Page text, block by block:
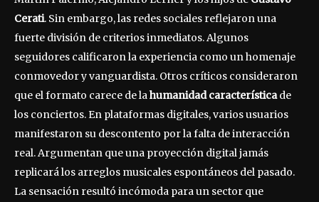
Cerati. Sin embargo, las redes sociales reflejaron una
fuerte división de criterios inmediatos. Algunos
seguidores calificaron la experiencia como un homenaje
conmovedor y vanguardista. Otros críticos consideraron
que el formato carece de lahumanidad característicade
los conciertos. En plataformas digitales, varios usuarios
manifestaron su descontento por la falta de interacción
real. Argumentan que una proyección digital jamás
replicará los arreglos musicales espontáneos del pasado.
La sensación resultó incómoda para un sector que